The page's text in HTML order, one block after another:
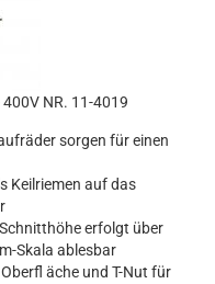
NR. 11-4019
sorgen für einen
Keilriemen auf das
erfolgt über
Skala ablesbar
äche und T-Nut für